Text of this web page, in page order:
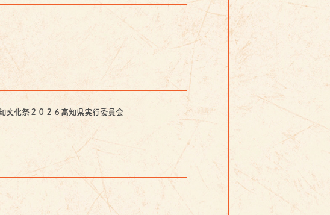
文化祭２０２６高知県実行委員会